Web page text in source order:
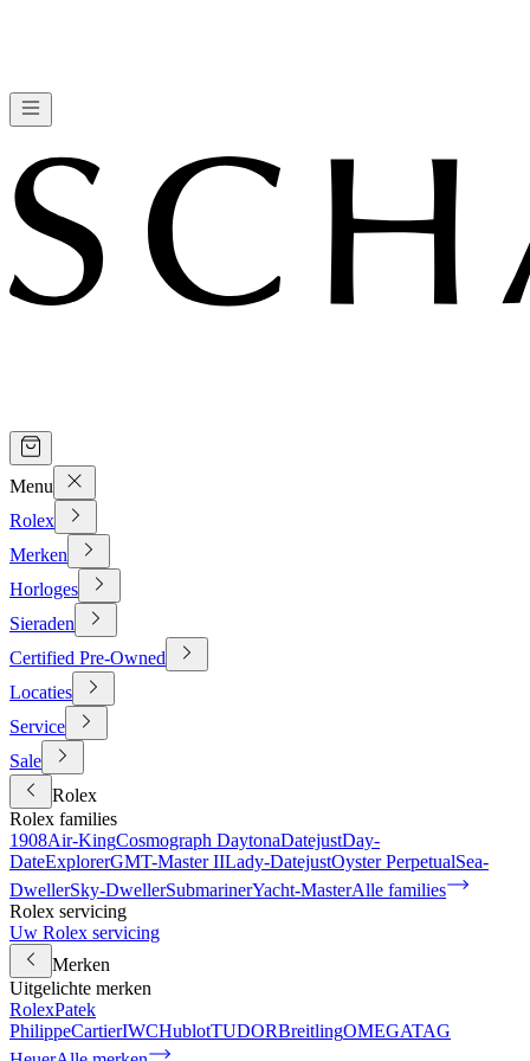
Menu
Rolex
Merken
Horloges
Sieraden
Certified Pre-Owned
Locaties
Service
Sale
Rolex
Rolex families
1908Air-KingCosmograph DaytonaDatejustDay-
DateExplorerGMT-Master IILady-DatejustOyster PerpetualSea-
DwellerSky-DwellerSubmarinerYacht-MasterAlle families
Rolex servicing
Uw Rolex servicing
Merken
Uitgelichte merken
RolexPatek
PhilippeCartierIWCHublotTUDORBreitlingOMEGATAG